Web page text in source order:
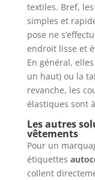
textiles. Bref,
simples et
pose ne
endroit lisse et
En général,
un haut) ou la
revanche, les
élastiques sont
Les autres
vêtements
Pour un
étiquettes
collent